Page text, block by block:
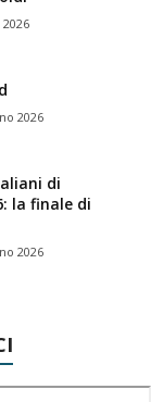
2026
di
la finale di
2026